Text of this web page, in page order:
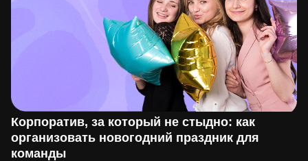
Корпоратив, за который не стыдно: как
организовать новогодний праздник для
команды